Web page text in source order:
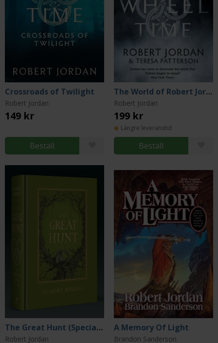
Crossroads of Twilight
Robert Jordan
149 kr
Beställ
The World of Robert Jordan's The Wheel of Time
Robert Jordan
199 kr
Längre leveranstid
Beställ
The Great Hunt (Special Edition)
Robert Jordan
A Memory Of Light
Brandon Sanderson